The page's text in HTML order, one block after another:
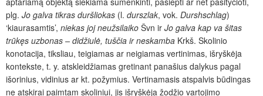
plg. Jo galva tikras duršliokas (l. durszlak, vok. Durshschlag)
‘kiaurasamtis’, niekas joj neužsilaiko Švn ir Jo galva kap va šitas
trūkęs uzbonas – didžiulė, tuščia ir neskamba Krkš. Skolinio
konotacija, tiksliau, teigiamas ar neigiamas vertinimas, išryškėja
kontekste, t. y. atskleidžiamas gretinant panašius dalykus pagal
išorinius, vidinius ar kt. požymius. Vertinamasis atspalvis būdingas
ne atskirai paimtam skoliniui, jis išryškėja žodžio vartojimo